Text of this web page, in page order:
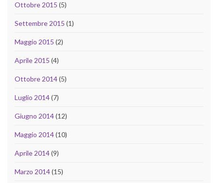
Ottobre 2015 (5)
Settembre 2015 (1)
Maggio 2015 (2)
Aprile 2015 (4)
Ottobre 2014(5)
Luglio 2014(7)
Giugno 2014(12)
Maggio 2014(10)
Aprile 2014(9)
Marzo 2014(15)